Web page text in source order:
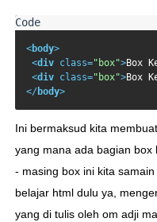
<body>
<div class="box">Box
<div class="box">Box
</ body>
Ini bermaksud kita
yang mana ada bagian box
- masing box ini kita
belajar html dulu ya,
yang di tulis oleh om adji